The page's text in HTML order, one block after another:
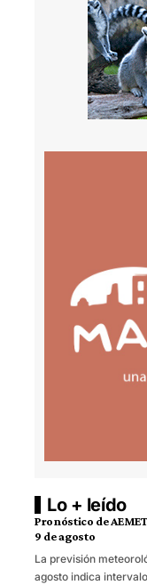
Lo + leído
Pronóstico de
9 de agosto
La previsión
agosto indica